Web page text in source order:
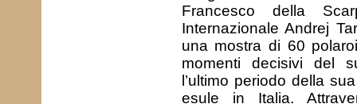
Francesco della
Internazionale Andrej
una mostra di 60
momenti decisivi del
l’ultimo periodo della
esule in Italia.